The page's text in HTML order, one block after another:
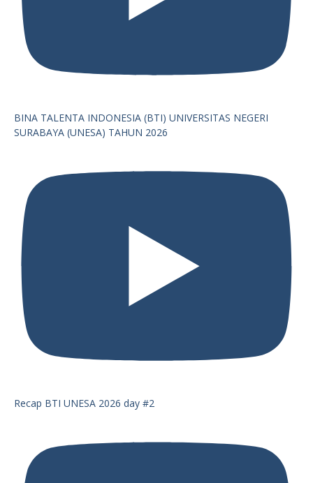
BINA TALENTA INDONESIA (BTI) UNIVERSITAS NEGERI
SURABAYA (UNESA) TAHUN 2026
Recap BTI UNESA 2026 day #2